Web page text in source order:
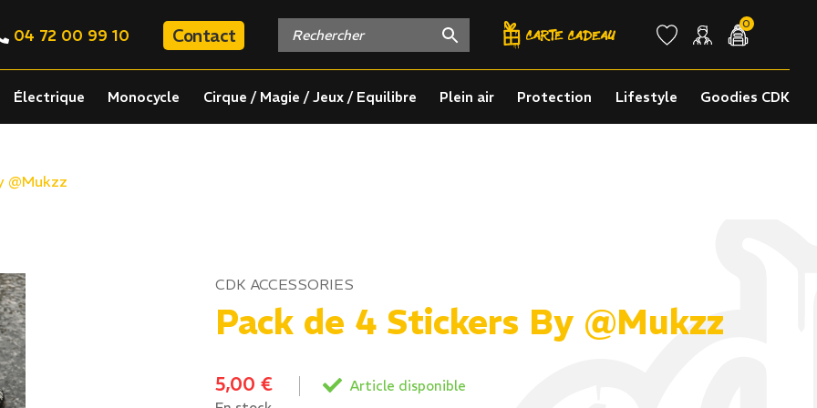
04 72 00 99 10 Contact
0
Électrique Monocycle Cirque / Magie / Jeux / Equilibre Plein air Protection Lifestyle Goodies CDK
@Mukzz
CDK ACCESSORIES
Pack de 4 Stickers By @Mukzz
5,00 € Article disponible